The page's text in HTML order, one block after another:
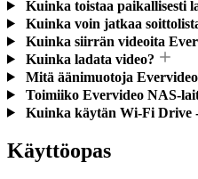
Kuinka toistaa paikallisesti
Kuinka voin jatkaa
Kuinka siirrän videoita
Kuinka ladata video?
Mitä äänimuotoja
Toimiiko Evervideo NAS-
Kuinka käytän Wi-Fi Drive
Käyttöopas